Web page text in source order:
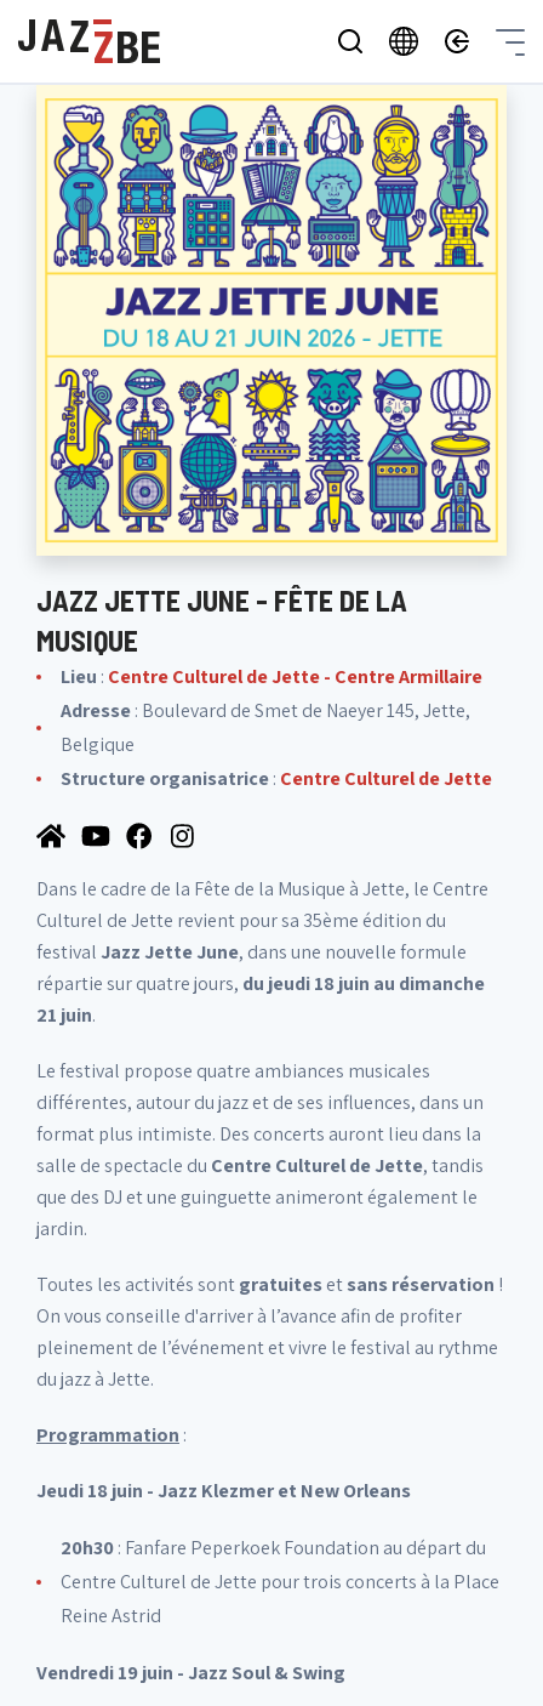
JAZZ JETTE JUNE - FÊTE DE LA
MUSIQUE
Lieu : Centre Culturel de Jette - Centre Armillaire
Adresse: Boulevard de Smet de Naeyer 145, Jette,
Belgique
Structure organisatrice: Centre Culturel de Jette
Dans le cadre de la Fête de la Musique à Jette, le Centre
Culturel de Jette revient pour sa 35ème édition du
festival Jazz Jette June, dans une nouvelle formule
répartie sur quatre jours, du jeudi 18 juin au dimanche
21 juin.
Le festival propose quatre ambiances musicales
différentes, autour du jazz et de ses influences, dans un
format plus intimiste. Des concerts auront lieu dans la
salle de spectacle du Centre Culturel de Jette, tandis
que des DJ et une guinguette animeront également le
jardin.
Toutes les activités sontgratuitesetsans réservation !
On vous conseille d'arriver à l’avance afin de profiter
pleinement de l’événement et vivre le festival au rythme
du jazz à Jette.
Programmation :
Jeudi 18 juin - Jazz Klezmer et New Orleans
20h30: Fanfare Peperkoek Foundation au départ du
Centre Culturel de Jette pour trois concerts à la Place
Reine Astrid
Vendredi 19 juin - Jazz Soul & Swing